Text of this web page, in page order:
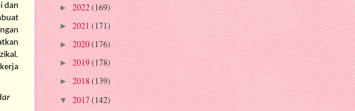
dan
► 2022(169)
► 2021 (171)
► 2020(176)
► 2019(178)
► 2018(139)
▼ 2017(142)